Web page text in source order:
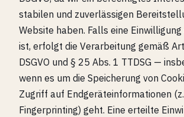
stabilen und zuverlässigen
Website haben. Falls eine
ist, erfolgt die Verarbeitung gemäß
DSGVO und § 25 Abs. 1 TTDSG —
wenn es um die Speicherung von
Zugriff auf Endgeräteinformationen
Fingerprinting) geht. Eine erteilte